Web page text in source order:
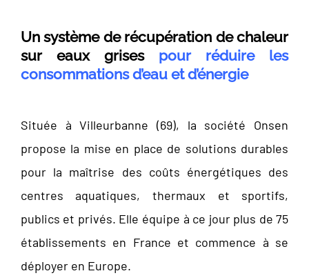
Un système de récupération de chaleur
sur eaux grisespour réduire les
consommations d’eau et d’énergie
Située à Villeurbanne (69), la société Onsen
propose la mise en place de solutions durables
pour la maîtrise des coûts énergétiques des
centres aquatiques, thermaux et sportifs,
publics et privés. Elle équipe à ce jour plus de 75
établissements en France et commence à se
déployer en Europe.